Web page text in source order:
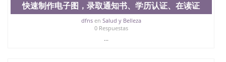
学院的毕业证成绩单所使用的材料，尺寸大小，防伪
结构（包括：水印，阴影底纹，钢印LOGO烫金烫
银，LOGO烫金烫银复合重叠。 文字图案浮雕，激光
镭射，紫外荧光，温感，复印防伪）都有原版本文凭
快速制作电子图，录取通知书、学历认证、在读证
dfnsen Salud y Belleza
0 Respuestas
...